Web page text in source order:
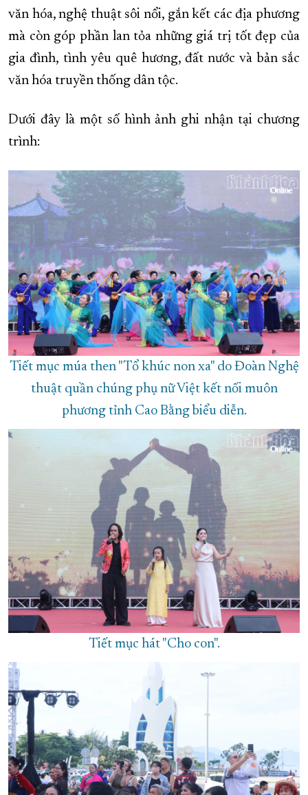
văn hóa, nghệ thuật sôi nổi, gắn kết các địa phương
mà còn góp phần lan tỏa những giá trị tốt đẹp của
gia đình, tình yêu quê hương, đất nước và bản sắc
văn hóa truyền thống dân tộc.
Dưới đây là một số hình ảnh ghi nhận tại chương
trình:
Tiết mục múa then "Tổ khúc non xa" do Đoàn Nghệ
thuật quần chúng phụ nữ Việt kết nối muôn
phương tỉnh Cao Bằng biểu diễn.
Tiết mục hát "Cho con".